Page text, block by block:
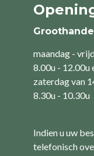
maandag -
8.00u - 12.00u
zaterdag van
8.30u - 10.30u
Indien u uw
telefonisch